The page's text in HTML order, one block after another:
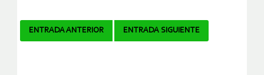
Navegador
ENTRADA ANTERIOR ENTRADA SIGUIENTE